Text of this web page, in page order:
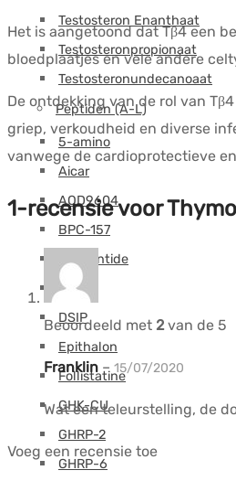
Testosteron Enanthaat
Testosteronpropionaat
Testosteronundecanoaat
Peptiden (A-L)
5-amino
Aicar
AOD9604
BPC-157
Cagrilintide
CJC
DSIP
Epithalon
Follistatine
GHK-CU
GHRP-2
GHRP-6
Het is aangetoond dat Tβ4 een
bloedplaatjes en vele andere
De ontdekking van de rol van
griep, verkoudheid en diverse
vanwege de cardioprotectieve
1-recensie voor
Beoordeeld met 2van de 5
Franklin – 15/07/2020
Wat een teleurstelling, de
Voeg een recensie toe